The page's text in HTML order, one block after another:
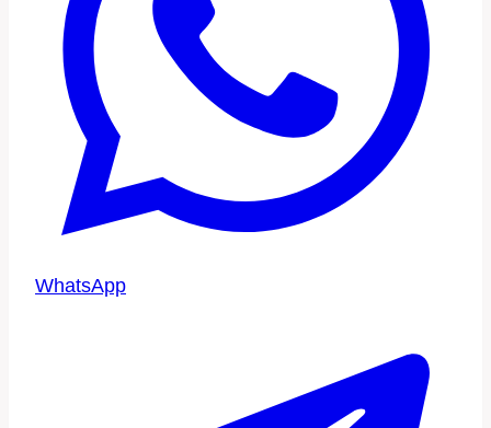
WhatsApp